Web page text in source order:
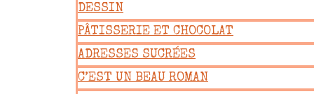
DESSIN
PÂTISSERIE ET CHOCOLAT
ADRESSES SUCRÉES
C’EST UN BEAU ROMAN